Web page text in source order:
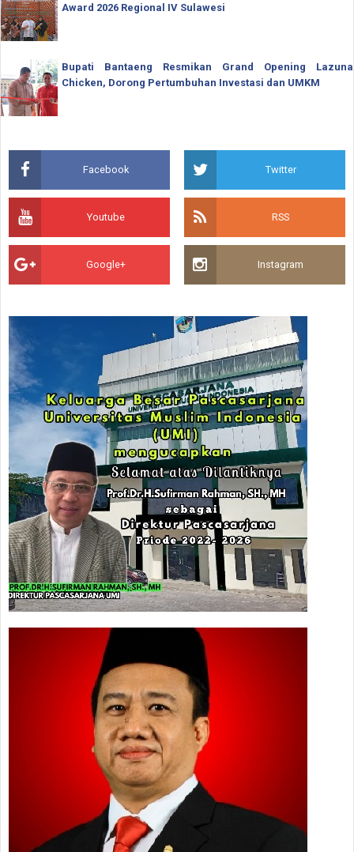
Award 2026 Regional IV Sulawesi
Bupati Bantaeng Resmikan Grand Opening Lazuna
Chicken, Dorong Pertumbuhan Investasi dan UMKM
Facebook Twitter
Youtube RSS
Google+ Instagram